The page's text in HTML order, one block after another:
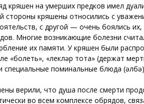
кряшен на умерших предков имел
стороны кряшены относились с
с другой — очень боялись
Многие возникающие болезни
их памяти. У кряшен были
«болеть», «үлекләр тота» (держат
специальные поминальные блюда
верили, что душа после смерти
во всем комплексе обрядов,